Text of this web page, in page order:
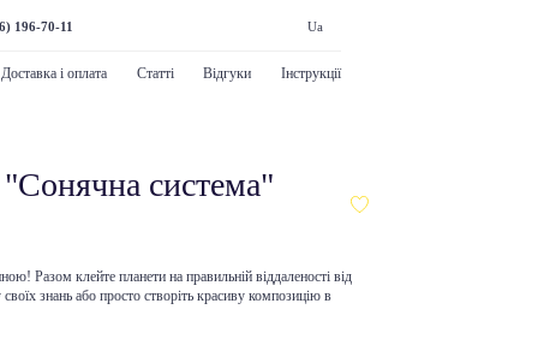
196-70-11 Ua
Доставка і оплата Статті Відгуки Інструкції
система"
Разом клейте планети на правильній віддаленості від
знань або просто створіть красиву композицію в